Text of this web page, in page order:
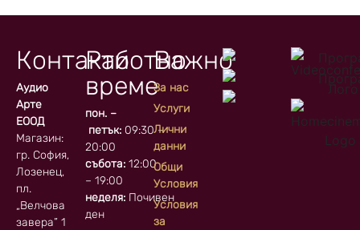
Контакти
Аудио
Арте
ЕООД
Магазин:
гр. София, кв.
Лозенец,
пл.
„Велчова
завера” 1
Работно
време
пон. –
петък:09:30 –
20:00
събота:12:00
– 19:00
неделя:Почивен
ден
Важно
За нас
Услуги
Лични
данни
Общи
Условия
Условия
за